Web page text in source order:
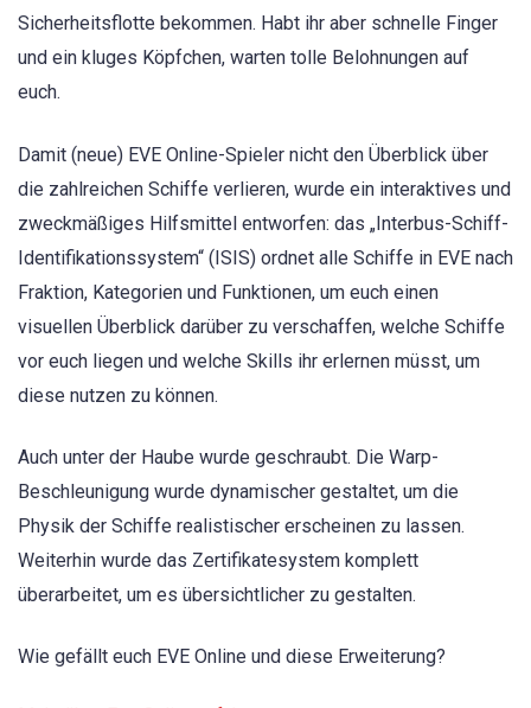
Sicherheitsflotte bekommen. Habt ihr aber schnelle Finger
und ein kluges Köpfchen, warten tolle Belohnungen auf
euch.
Damit (neue) EVE Online-Spieler nicht den Überblick über
die zahlreichen Schiffe verlieren, wurde ein interaktives und
zweckmäßiges Hilfsmittel entworfen: das „Interbus-Schiff-
Identifikationssystem“ (ISIS) ordnet alle Schiffe in EVE nach
Fraktion, Kategorien und Funktionen, um euch einen
visuellen Überblick darüber zu verschaffen, welche Schiffe
vor euch liegen und welche Skills ihr erlernen müsst, um
diese nutzen zu können.
Auch unter der Haube wurde geschraubt. Die Warp-
Beschleunigung wurde dynamischer gestaltet, um die
Physik der Schiffe realistischer erscheinen zu lassen.
Weiterhin wurde das Zertifikatesystem komplett
überarbeitet, um es übersichtlicher zu gestalten.
Wie gefällt euch EVE Online und diese Erweiterung?